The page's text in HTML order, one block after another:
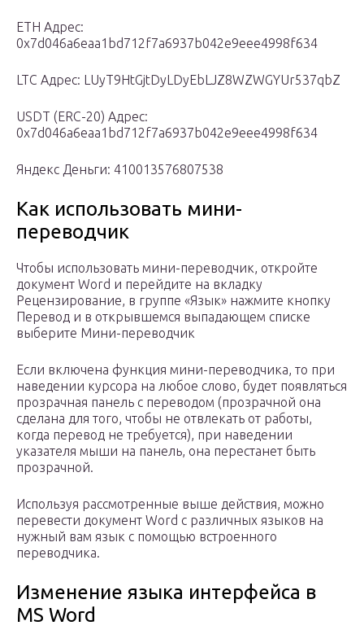
ETH Адрес:
0x7d046a6eaa1bd712f7a6937b042e9eee4998f634
LTC Адрес: LUyT9HtGjtDyLDyEbLJZ8WZWGYUr537qbZ
USDT (ERC-20) Адрес:
0x7d046a6eaa1bd712f7a6937b042e9eee4998f634
Яндекс Деньги: 410013576807538
Как использовать мини-
переводчик
Чтобы использовать мини-переводчик, откройте
документ Word и перейдите на вкладку
Рецензирование, в группе «Язык» нажмите кнопку
Перевод и в открывшемся выпадающем списке
выберите Мини-переводчик
Если включена функция мини-переводчика, то при
наведении курсора на любое слово, будет появляться
прозрачная панель с переводом (прозрачной она
сделана для того, чтобы не отвлекать от работы,
когда перевод не требуется), при наведении
указателя мыши на панель, она перестанет быть
прозрачной.
Используя рассмотренные выше действия, можно
перевести документ Word с различных языков на
нужный вам язык с помощью встроенного
переводчика.
Изменение языка интерфейса в
MS Word